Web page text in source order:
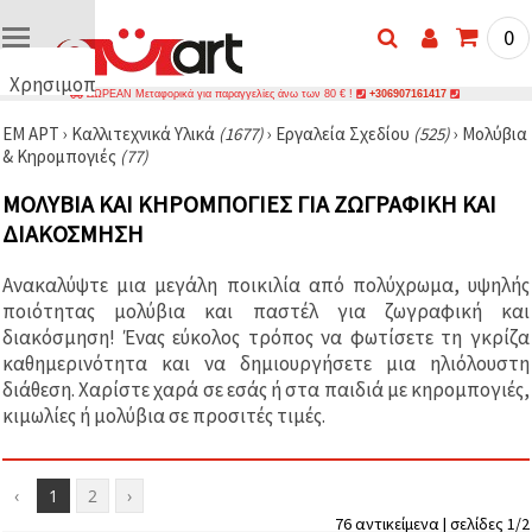
Χρησιμοποιούμε
🍪
Χρησιμοποιούμε
παρόμοιες
τεχνολογίες
για να
τη σωστή
λειτουργία
του
ιστότοπου,
βελτιώσουμε
την
εμπειρία
σας και, με
συγκατάθεσή
σας, να
αναλύουμε
0
ΔΩΡΕΑΝ Μεταφορικά για παραγγελίες άνω των 80 € ! +306907161417
ΕΜ ΑΡΤ › Καλλιτεχνικά Υλικά (1677)› Εργαλεία Σχεδίου (525)› Μολύβια
& Κηρομπογιές (77)
ΜΟΛΎΒΙΑ ΚΑΙ ΚΗΡΟΜΠΟΓΙΈΣ ΓΙΑ ΖΩΓΡΑΦΙΚΉ ΚΑΙ
ΔΙΑΚΌΣΜΗΣΗ
Ανακαλύψτε μια μεγάλη ποικιλία από πολύχρωμα, υψηλής
ποιότητας μολύβια και παστέλ για ζωγραφική και
διακόσμηση! Ένας εύκολος τρόπος να φωτίσετε τη γκρίζα
καθημερινότητα και να δημιουργήσετε μια ηλιόλουστη
διάθεση. Χαρίστε χαρά σε εσάς ή στα παιδιά με κηρομπογιές,
κιμωλίες ή μολύβια σε προσιτές τιμές.
‹ 1 2 ›
76 αντικείμενα | σελίδες 1/2